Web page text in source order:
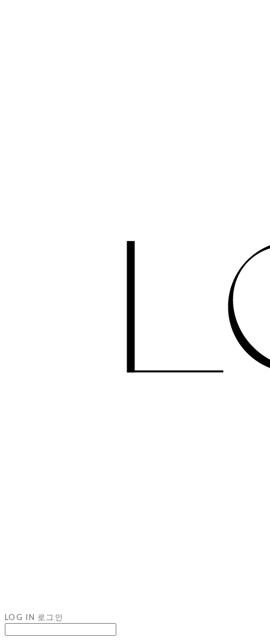
LOG IN 로그인